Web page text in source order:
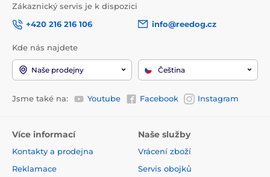
Zákaznický servis je k dispozici
+420 216 216 106
info@reedog.cz
Kde nás najdete
Naše prodejny Čeština
Jsme také na: Youtube Facebook Instagram
Více informací
Kontakty a prodejna
Reklamace
Naše služby
Vrácení zboží
Servis obojků